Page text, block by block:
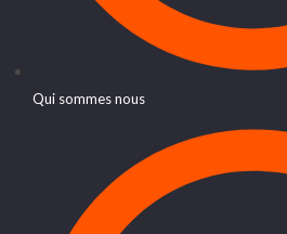
Qui sommes nous